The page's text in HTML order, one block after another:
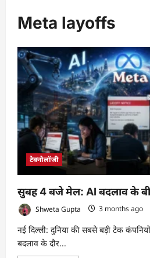
Meta layoffs
टेक्नोलॉजी
सुबह 4 बजे मेल: AI बदलाव के
Shweta Gupta 3 months ago
नई दिल्ली: दुनिया की सबसे बड़ी टेक
बदलाव के दौर...